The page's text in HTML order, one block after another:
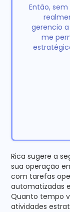
Então,
gerencio
me
Rica sugere a
sua operação
com tarefas
automatizadas
Quanto tempo
atividades